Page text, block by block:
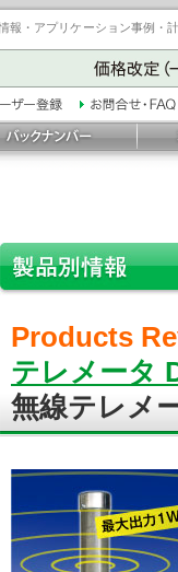
報・アプリケーション事例
Products
テレメータ
無線テレメ